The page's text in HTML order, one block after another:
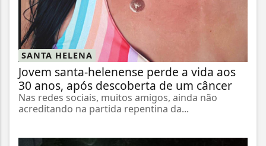
SANTA HELENA
Jovem santa-helenense perde a vida aos
30 anos, após descoberta de um câncer
Nas redes sociais, muitos amigos, ainda não
acreditando na partida repentina da...